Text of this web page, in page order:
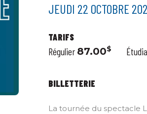
JEUDI 22 OCTOBRE
TARIFS
Régulier 87.00$
BILLETTERIE
La tournée du spectacle